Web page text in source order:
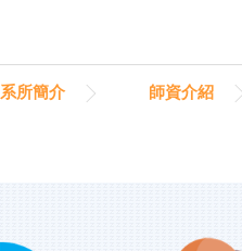
系所簡介 師資介紹